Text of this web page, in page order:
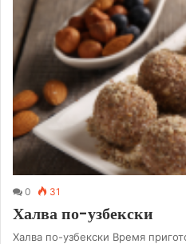
0 31
Халва по-узбекски
Халва по-узбекски Время